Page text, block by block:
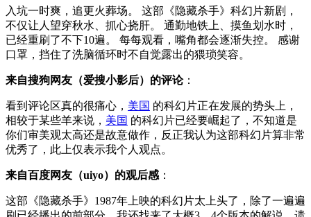
入坑一时爽，追更火葬场。 这部《隐藏杀手》科幻片新剧，
不仅让人望穿秋水、抓心挠肝。 通勤地铁上、摸鱼划水时，
已经重刷了不下10遍。 每每观看，嘴角都会逐渐失控。 感谢
口罩，挡住了洗脑循环时不自觉露出的猥琐笑容。
来自搜狗网友（爱搜小影后）的评论：
看到评论区真的很痛心， 美国 的科幻片正在发展的势头上，
相较于某些羊来说， 美国 的科幻片已经要崛起了，不知道是
你们审美观太高还是故意做作，反正我认为这部科幻片算非常
优秀了，此上仅表示我个人观点。
来自百度网友（uiyo）的观后感 ：
这部《隐藏杀手》1987年上映的科幻片太上头了，除了一遍遍